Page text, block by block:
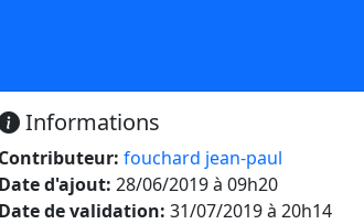
Informations
Contributeur: fouchard jean-paul
Date d'ajout: 28/06/2019 à 09h20
Date de validation: 31/07/2019 à 20h14